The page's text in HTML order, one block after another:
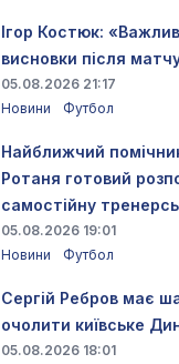
Ігор Костюк:
висновки після
05.08.2026 21:17
Новини
Футбол
Найближчий
Ротаня готовий
самостійну
05.08.2026 19:01
Новини
Футбол
Сергій Ребров має
очолити київське
05.08.2026 18:01